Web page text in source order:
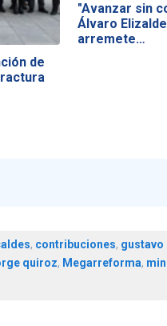
de
"Avanzar sin
Álvaro Elizalde
arremete…
, contribuciones, gustavo
quiroz, Megarreforma,